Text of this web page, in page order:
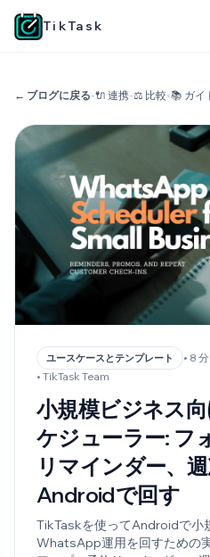
TikTask
← ブログに戻る•🔌 連携•⚖️ 比較•📚 ガイ
ユースケースとテンプレート • 8
• TikTask Team
小規模ビジネス
ケジューラー: フ
リマインダー、
Androidで回す
TikTaskを使ってAndroidで小
WhatsApp運用を回すための